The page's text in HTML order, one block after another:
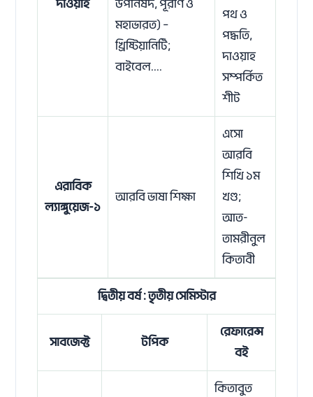
দাওয়াহ
উপনিষদ, পূরাণ ও
মহাভারত) –
খ্রিষ্টিয়ানিটি;
বাইবেল....
পথ ও
পদ্ধতি,
দাওয়াহ
সম্পর্কিত
শীট
এরাবিক
ল্যাঙ্গুয়েজ-১
আরবি ভাষা শিক্ষা
এসো
আরবি
শিখি ১ম
খণ্ড;
আত-
তামরীনুল
কিতাবী
দ্বিতীয় বর্ষ : তৃতীয় সেমিস্টার
সাবজেক্ট টপিক
রেফারেন্স
বই
কিতাবুত